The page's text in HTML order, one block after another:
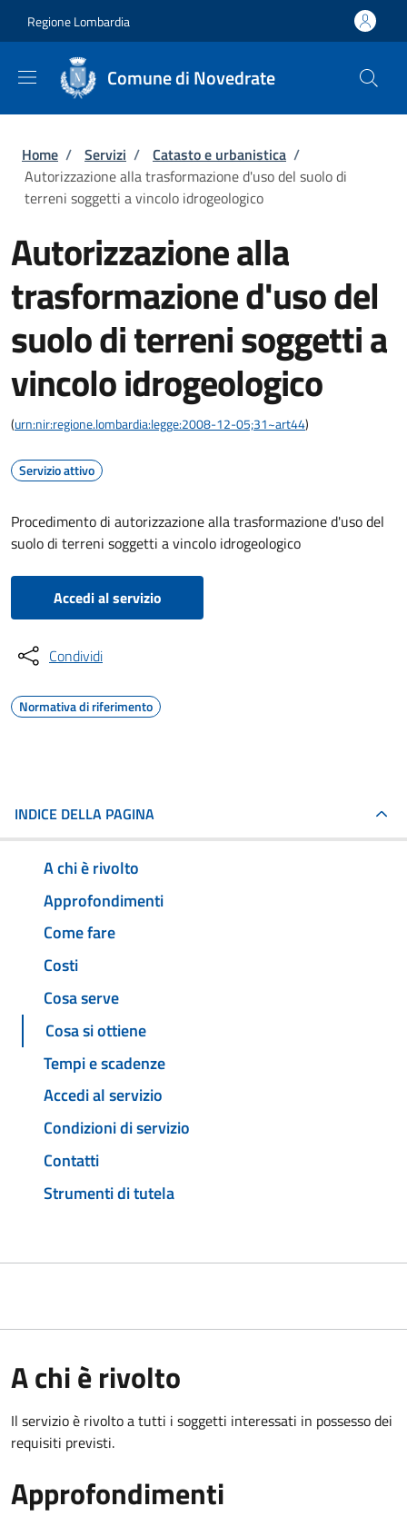
Regione Lombardia
Comune di Novedrate
Briciole di pane
Home / Servizi / Catasto e urbanistica /
Autorizzazione alla trasformazione d'uso del suolo di
terreni soggetti a vincolo idrogeologico
Autorizzazione alla
trasformazione d'uso del
suolo di terreni soggetti a
vincolo idrogeologico
(urn:nir:regione.lombardia:legge:2008-12-05;31~art44)
Servizio attivo
Procedimento di autorizzazione alla trasformazione d'uso del
suolo di terreni soggetti a vincolo idrogeologico
Accedi al servizio
Condividi
Normativa di riferimento
INDICE DELLA PAGINA
A chi è rivolto
Approfondimenti
Come fare
Costi
Cosa serve
Cosa si ottiene
Tempi e scadenze
Accedi al servizio
Condizioni di servizio
Contatti
Strumenti di tutela
A chi è rivolto
Il servizio è rivolto a tutti i soggetti interessati in possesso dei
requisiti previsti.
Approfondimenti